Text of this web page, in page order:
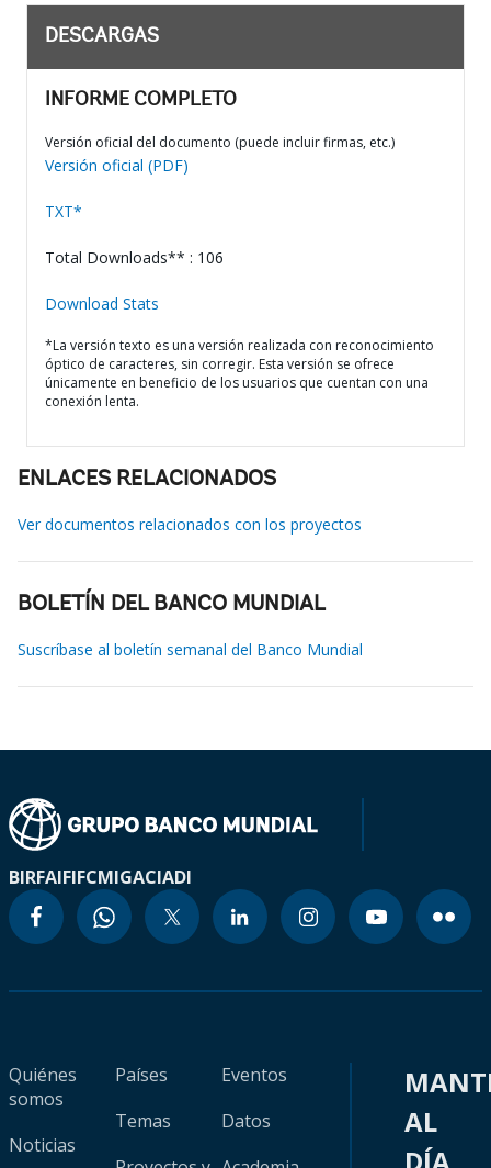
DESCARGAS
INFORME COMPLETO
Versión oficial del documento (puede incluir firmas, etc.)
Versión oficial (PDF)
TXT*
Total Downloads** : 106
Download Stats
*La versión texto es una versión realizada con reconocimiento
óptico de caracteres, sin corregir. Esta versión se ofrece
únicamente en beneficio de los usuarios que cuentan con una
conexión lenta.
ENLACES RELACIONADOS
Ver documentos relacionados con los proyectos
BOLETÍN DEL BANCO MUNDIAL
Suscríbase al boletín semanal del Banco Mundial
BIRFAIFIFCMIGACIADI
Quiénes
somos
Noticias
Países
Temas
Eventos
Datos
AL